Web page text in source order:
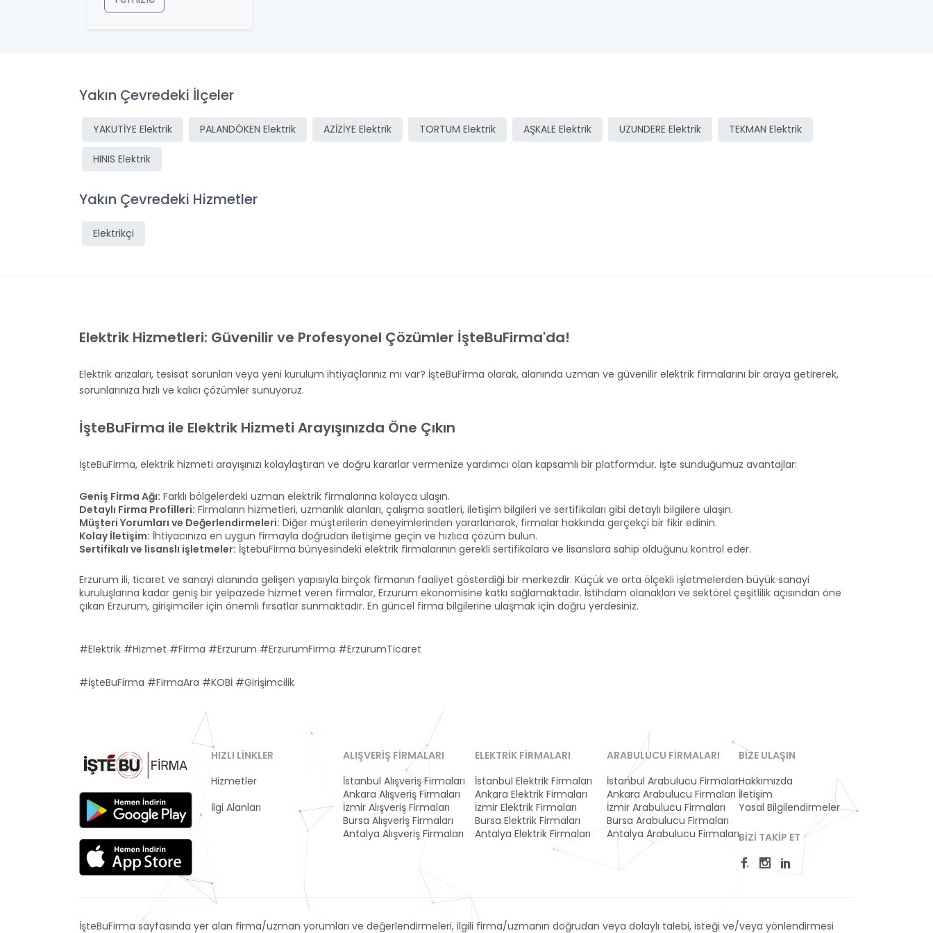
Yakın Çevredeki İlçeler
YAKUTİYE Elektrik PALANDÖKEN Elektrik AZİZİYE Elektrik TORTUM Elektrik AŞKALE Elektrik UZUNDERE Elektrik TEKMAN Elektrik
HINIS Elektrik
Yakın Çevredeki Hizmetler
Elektrikçi
Elektrik Hizmetleri: Güvenilir ve Profesyonel Çözümler İşteBuFirma'da!
Elektrik arızaları, tesisat sorunları veya yeni kurulum ihtiyaçlarınız mı var? İşteBuFirma olarak, alanında uzman ve güvenilir elektrik firmalarını bir araya getirerek,
sorunlarınıza hızlı ve kalıcı çözümler sunuyoruz.
İşteBuFirma ile Elektrik Hizmeti Arayışınızda Öne Çıkın
İşteBuFirma, elektrik hizmeti arayışınızı kolaylaştıran ve doğru kararlar vermenize yardımcı olan kapsamlı bir platformdur. İşte sunduğumuz avantajlar:
Geniş Firma Ağı: Farklı bölgelerdeki uzman elektrik firmalarına kolayca ulaşın.
Detaylı Firma Profilleri: Firmaların hizmetleri, uzmanlık alanları, çalışma saatleri, iletişim bilgileri ve sertifikaları gibi detaylı bilgilere ulaşın.
Müşteri Yorumları ve Değerlendirmeleri: Diğer müşterilerin deneyimlerinden yararlanarak, firmalar hakkında gerçekçi bir fikir edinin.
Kolay İletişim: İhtiyacınıza en uygun firmayla doğrudan iletişime geçin ve hızlıca çözüm bulun.
Sertifikalı ve lisanslı işletmeler: İştebuFirma bünyesindeki elektrik firmalarının gerekli sertifikalara ve lisanslara sahip olduğunu kontrol eder.
Erzurum ili, ticaret ve sanayi alanında gelişen yapısıyla birçok firmanın faaliyet gösterdiği bir merkezdir. Küçük ve orta ölçekli işletmelerden büyük sanayi
kuruluşlarına kadar geniş bir yelpazede hizmet veren firmalar, Erzurum ekonomisine katkı sağlamaktadır. İstihdam olanakları ve sektörel çeşitlilik açısından öne
çıkan Erzurum, girişimciler için önemli fırsatlar sunmaktadır. En güncel firma bilgilerine ulaşmak için doğru yerdesiniz.
#Elektrik #Hizmet #Firma #Erzurum #ErzurumFirma #ErzurumTicaret
#İşteBuFirma #FirmaAra #KOBİ #Girişimcilik
HIZLI LINKLER
Hizmetler
İlgi Alanları
ALIŞVERIŞ FIRMALARI
İstanbul Alışveriş Firmaları
Ankara Alışveriş Firmaları
İzmir Alışveriş Firmaları
Bursa Alışveriş Firmaları
Antalya Alışveriş Firmaları
ELEKTRIK FIRMALARI
İstanbul Elektrik Firmaları
Ankara Elektrik Firmaları
İzmir Elektrik Firmaları
Bursa Elektrik Firmaları
Antalya Elektrik Firmaları
ARABULUCU FIRMALARI
İstanbul Arabulucu Firmaları
Ankara Arabulucu Firmaları
İzmir Arabulucu Firmaları
Bursa Arabulucu Firmaları
Antalya Arabulucu Firmaları
BIZE ULAŞIN
Hakkımızda
İletişim
Yasal Bilgilendirmeler
BIZI TAKIP ET
İşteBuFirma sayfasında yer alan firma/uzman yorumları ve değerlendirmeleri, ilgili firma/uzmanın doğrudan veya dolaylı talebi, isteği ve/veya yönlendirmesi